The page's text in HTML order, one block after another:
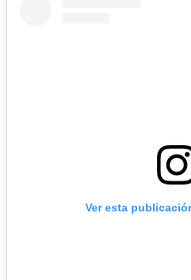
Ver esta